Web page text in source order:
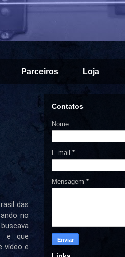
Parceiros Loja
das
no
e que
vídeo e
Contatos
Nome
E-mail *
Mensagem *